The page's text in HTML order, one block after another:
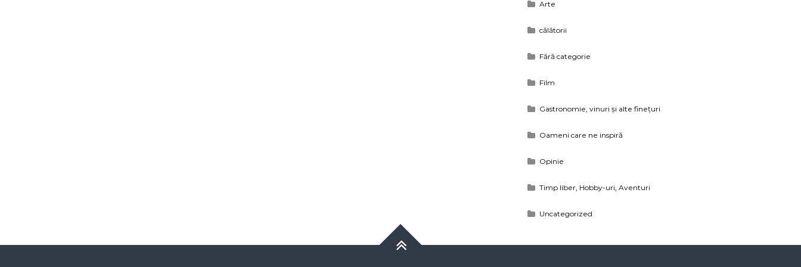
Arte
călătorii
Fără categorie
Film
Gastronomie, vinuri și alte finețuri
Oameni care ne inspiră
Opinie
Timp liber, Hobby-uri, Aventuri
Uncategorized